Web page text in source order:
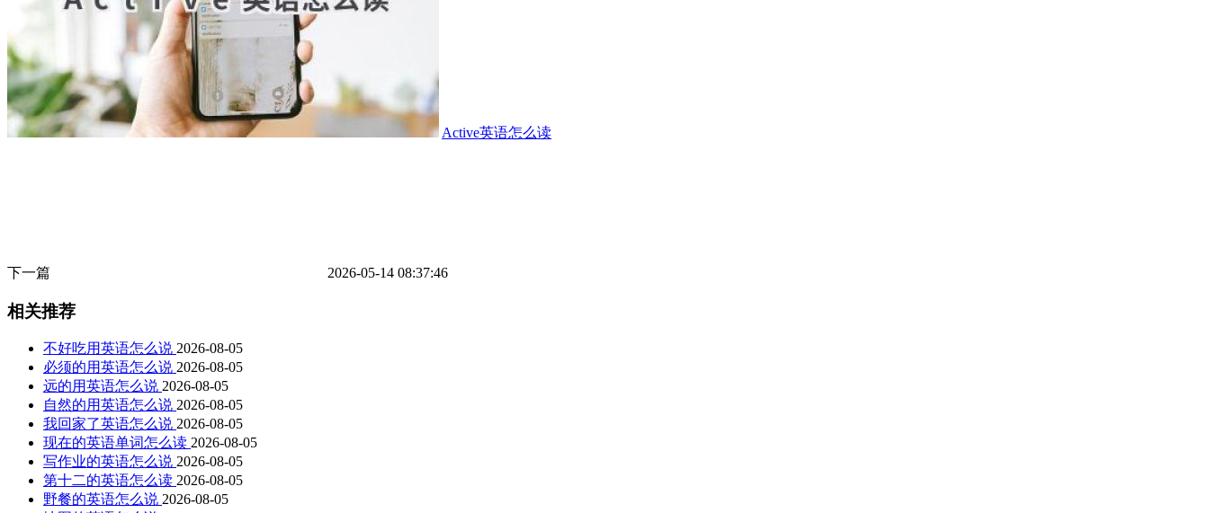
Active英语怎么读
下一篇 2026-05-14 08:37:46
相关推荐
不好吃用英语怎么说 2026-08-05
必须的用英语怎么说 2026-08-05
远的用英语怎么说 2026-08-05
自然的用英语怎么说 2026-08-05
我回家了英语怎么说 2026-08-05
现在的英语单词怎么读 2026-08-05
写作业的英语怎么说 2026-08-05
第十二的英语怎么读 2026-08-05
野餐的英语怎么说 2026-08-05